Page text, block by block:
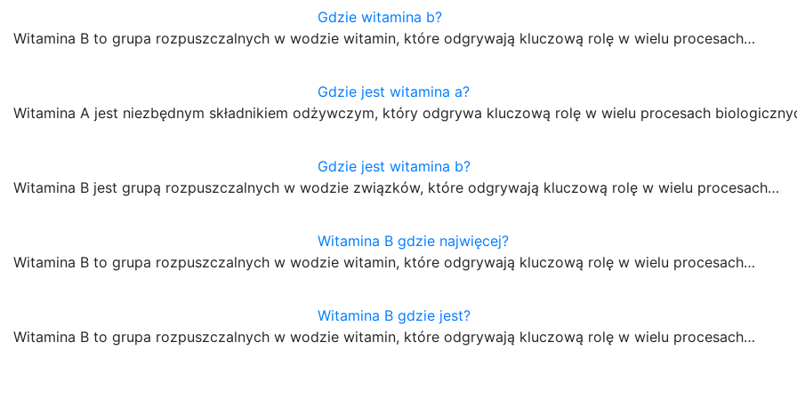
Gdzie witamina b?
Witamina B to grupa rozpuszczalnych w wodzie witamin, które odgrywają kluczową rolę w wielu procesach…
Gdzie jest witamina a?
Witamina A jest niezbędnym składnikiem odżywczym, który odgrywa kluczową rolę w wielu procesach
Gdzie jest witamina b?
Witamina B jest grupą rozpuszczalnych w wodzie związków, które odgrywają kluczową rolę w wielu procesach…
Witamina B gdzie najwięcej?
Witamina B to grupa rozpuszczalnych w wodzie witamin, które odgrywają kluczową rolę w wielu procesach…
Witamina B gdzie jest?
Witamina B to grupa rozpuszczalnych w wodzie witamin, które odgrywają kluczową rolę w wielu procesach…